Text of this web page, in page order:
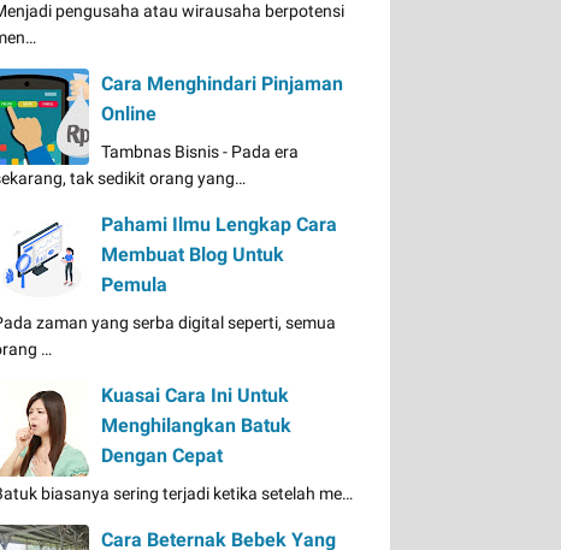
pengusaha atau wirausaha berpotensi
Cara Menghindari Pinjaman
Online
Tambnas Bisnis - Pada era
tak sedikit orang yang…
Pahami Ilmu Lengkap Cara
Membuat Blog Untuk
Pemula
zaman yang serba digital seperti, semua
…
Kuasai Cara Ini Untuk
Menghilangkan Batuk
Dengan Cepat
biasanya sering terjadi ketika setelah me…
Cara Beternak Bebek Yang